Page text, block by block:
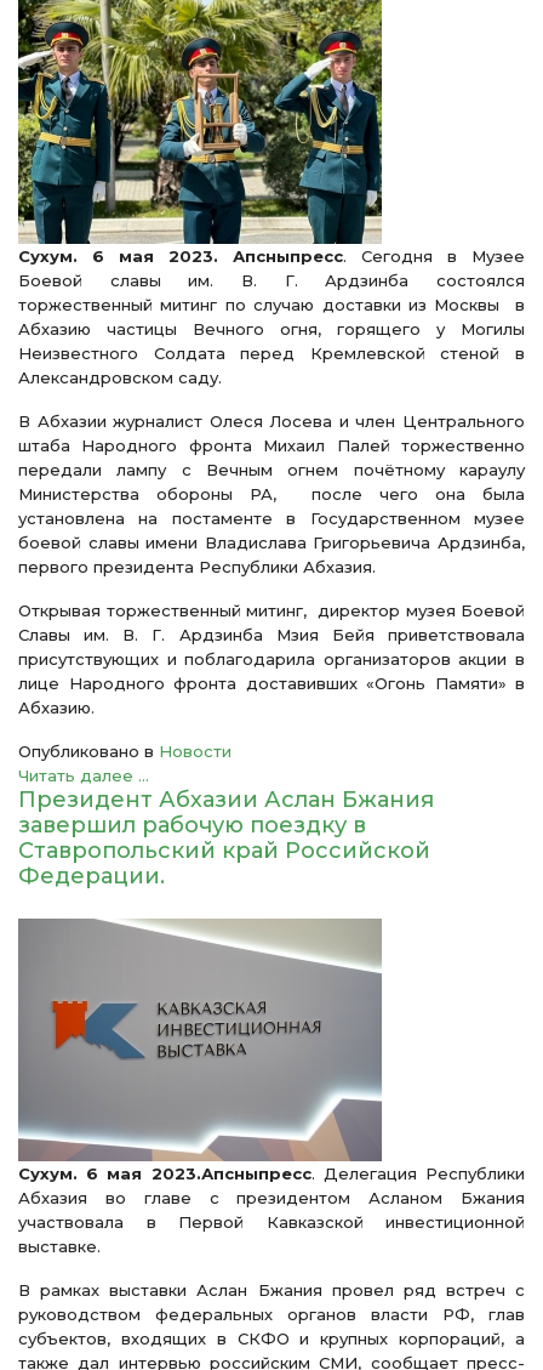
Сухум. 6 мая 2023. Апсныпресс. Сегодня в Музее
Боевой славы им. В. Г. Ардзинба состоялся
торжественный митинг по случаю доставки из Москвы в
Абхазию частицы Вечного огня, горящего у Могилы
Неизвестного Солдата перед Кремлевской стеной в
Александровском саду.
В Абхазии журналист Олеся Лосева и член Центрального
штаба Народного фронта Михаил Палей
торжественно
передали лампу с Вечным огнем почётному караулу
Министерства обороны РА, после чего она была
установлена на постаменте в Государственном музее
боевой славы имени Владислава Григорьевича Ардзинба,
первого президента Республики Абхазия.
Открывая торжественный митинг, директор музея Боевой
Славы им. В. Г. Ардзинба Мзия Бейя приветствовала
присутствующих и поблагодарила организаторов акции в
лице Народного фронта доставивших «Огонь Памяти» в
Абхазию.
Опубликовано в Новости
Читать далее ...
Президент Абхазии Аслан Бжания
завершил рабочую поездку в
Ставропольский край Российской
Федерации.
Сухум. 6 мая 2023.Апсныпресс. Делегация Республики
Абхазия во главе с президентом Асланом Бжания
участвовала в Первой Кавказской инвестиционной
выставке.
В рамках выставки Аслан Бжания провел ряд встреч с
руководством федеральных органов власти РФ, глав
субъектов, входящих в СКФО и крупных корпораций, а
также дал интервью российским СМИ, сообщает пресс-